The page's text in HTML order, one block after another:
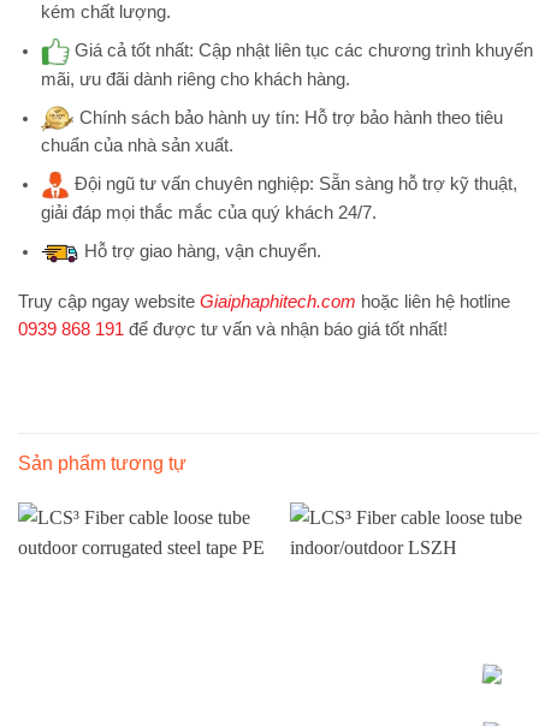
kém chất lượng.
Giá cả tốt nhất: Cập nhật liên tục các chương trình khuyến
mãi, ưu đãi dành riêng cho khách hàng.
Chính sách bảo hành uy tín: Hỗ trợ bảo hành theo tiêu
chuẩn của nhà sản xuất.
Đội ngũ tư vấn chuyên nghiệp: Sẵn sàng hỗ trợ kỹ thuật,
giải đáp mọi thắc mắc của quý khách 24/7.
Hỗ trợgiao hàng, vận chuyển.
Truy cập ngay website Giaiphaphitech.com hoặc liên hệ hotline
0939 868 191 để được tư vấn và nhận báo giá tốt nhất!
Sản phẩm tương tự